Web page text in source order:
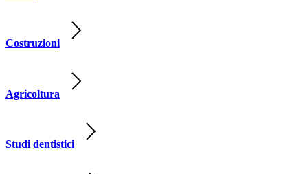
Costruzioni
Agricoltura
Studi dentistici